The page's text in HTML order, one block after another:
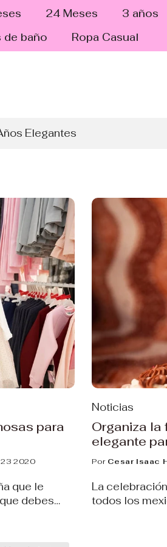
24 Meses 3 años
de baño
Ropa Casual
Elegantes
para
2020
que le
debes
no le
Noticias
Organiza la
elegante
Por Cesar Isaac
La
todos los